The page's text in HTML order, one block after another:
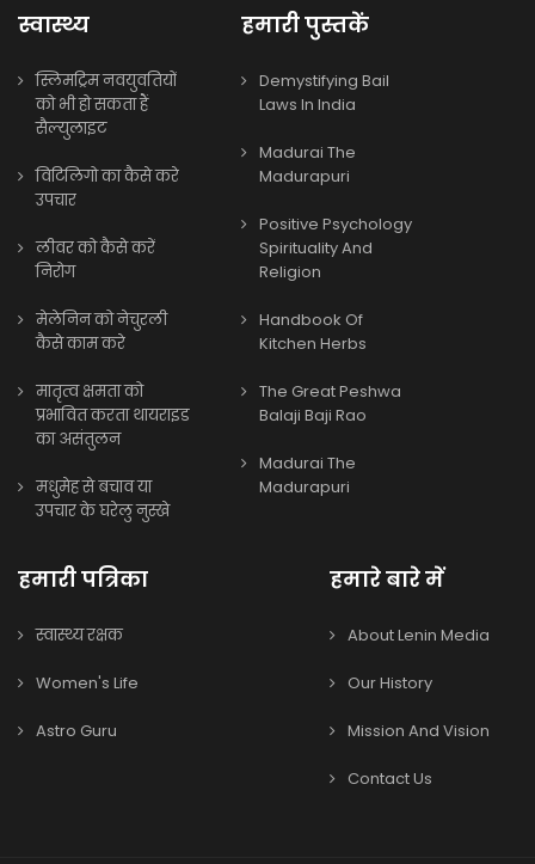
स्वास्थ्य
स्लिमट्रिम नवयुवतियों
को भी हो सकता हैं
सैल्युलाइट
विटिलिगो का कैसे करे
उपचार
लीवर को कैसे करें
निरोग
मेलेनिन को नेचुरली
कैसे काम करे
मातृत्व क्षमता को
प्रभावित करता थायराइड
का असंतुलन
मधुमेह से बचाव या
उपचार के घरेलु नुस्खे
हमारी पुस्तकें
Demystifying Bail
Laws In India
Madurai The
Madurapuri
Positive Psychology
Spirituality And
Religion
Handbook Of
Kitchen Herbs
The Great Peshwa
Balaji Baji Rao
Madurai The
Madurapuri
हमारी पत्रिका
स्वास्थ्य रक्षक
Women's Life
Astro Guru
हमारे बारे में
About Lenin Media
Our History
Mission And Vision
Contact Us